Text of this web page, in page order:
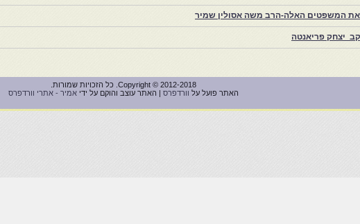
את המשפטים האלה-הרב משה אסולין שמיר
יצחק פריאנטה
Copyright © 2012-2018. כל הזכויות שמורות.
האתר פועל על וורדפרס | האתר עוצב והוקם על ידי אמיר - אתרי וורדפרס